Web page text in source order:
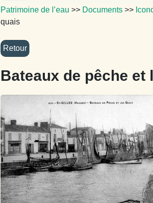
Patrimoine de l’eau >> Documents >>
quais
Bateaux de pêche et